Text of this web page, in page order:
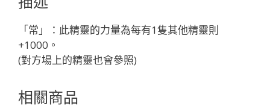
色
精
奏
像：
勇
「常」：此精靈的力量為每有1隻其他精靈則
+1000。
(對方場上的精靈也會參照)
相關商品